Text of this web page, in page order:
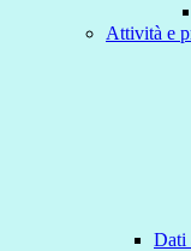
Attività e
Dati